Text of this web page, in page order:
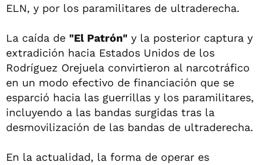
ELN, y por los paramilitares de ultraderecha.
La caída de "El Patrón" y la posterior captura y
extradición hacia Estados Unidos de los
Rodríguez Orejuela convirtieron al narcotráfico
en un modo efectivo de financiación que se
esparció hacia las guerrillas y los paramilitares,
incluyendo a las bandas surgidas tras la
desmovilización de las bandas de ultraderecha.
En la actualidad, la forma de operar es